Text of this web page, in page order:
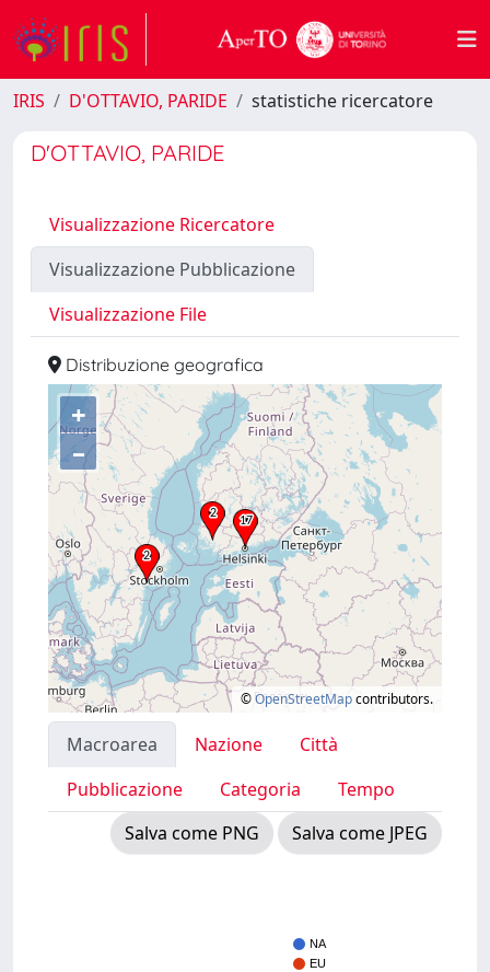
IRIS D'OTTAVIO, PARIDE statistiche ricercatore
D'OTTAVIO, PARIDE
Visualizzazione Ricercatore
Visualizzazione Pubblicazione
Visualizzazione File
Distribuzione geografica
+
–
©OpenStreetMapcontributors.
Macroarea Nazione
Città
Pubblicazione
Categoria
Tempo
Salva come PNG
Salva come JPEG
NA
EU